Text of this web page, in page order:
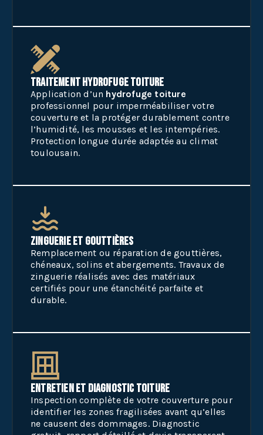
Traitement hydrofuge toiture
Application d’un hydrofuge toiture
professionnel pour imperméabiliser votre
couverture et la protéger durablement contre
l’humidité, les mousses et les intempéries.
Protection longue durée adaptée au climat
toulousain.
Zinguerie et gouttières
Remplacement ou réparation de gouttières,
chéneaux, solins et abergements. Travaux de
zinguerie réalisés avec des matériaux
certifiés pour une étanchéité parfaite et
durable.
Entretien et diagnostic toiture
Inspection complète de votre couverture pour
identifier les zones fragilisées avant qu’elles
ne causent des dommages. Diagnostic